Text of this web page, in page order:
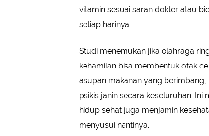
vitamin sesuai saran dokter atau
setiap harinya.
Studi menemukan jika olahraga
kehamilan bisa membentuk otak
asupan makanan yang
psikis janin secara keseluruhan.
hidup sehat juga menjamin
menyusui nantinya.